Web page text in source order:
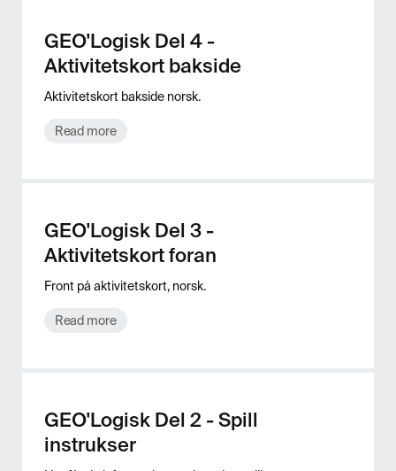
GEO'Logisk Del 4 -
Aktivitetskort bakside
Aktivitetskort bakside norsk.
Read more
GEO'Logisk Del 3 -
Aktivitetskort foran
Front på aktivitetskort, norsk.
Read more
GEO'Logisk Del 2 - Spill
instrukser